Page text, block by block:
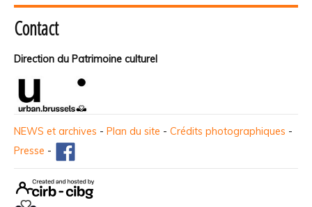
Contact
Direction du Patrimoine culturel
NEWS et archives - Plan du site - Crédits photographiques -
Presse -